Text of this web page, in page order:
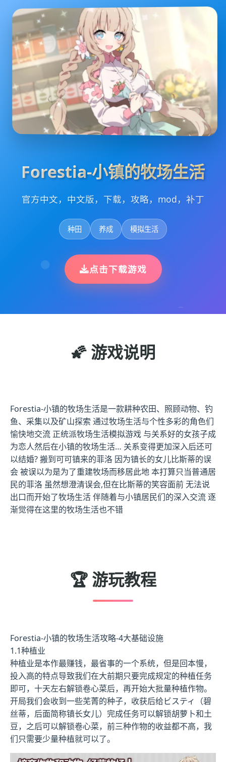
Forestia-小镇的牧场生活
官方中文，中文版，下载，攻略，mod，补丁
种田 养成 模拟生活
点击下载游戏
🌠 游戏说明
Forestia-小镇的牧场生活是一款耕种农田、照顾动物、钓
鱼、采集以及矿山探索 通过牧场生活与个性多彩的角色们
愉快地交流 正统派牧场生活模拟游戏 与关系好的女孩子成
为恋人然后在小镇的牧场生活… 关系变得更加深入后还可
以结婚? 搬到可可镇来的菲洛 因为镇长的女儿比斯蒂的误
会 被误以为是为了重建牧场而移居此地 本打算只当普通居
民的菲洛 虽然想澄清误会,但在比斯蒂的笑容面前 无法说
出口而开始了牧场生活 伴随着与小镇居民们的深入交流 逐
渐觉得在这里的牧场生活也不错
🏆 游玩教程
Forestia-小镇的牧场生活攻略-4大基础设施
1.1种植业
种植业是本作最赚钱，最省事的一个系统，但是回本慢，
投入高的特点导致我们在大前期只要完成规定的种植任务
即可，十天左右解锁卷心菜后，再开始大批量种植作物。
开局我们会收到一些芜菁的种子，收获后给ビスティ（碧
丝蒂，后面简称镇长女儿）完成任务可以解锁胡萝卜和土
豆，之后可以解锁卷心菜，前三种作物的收益都不高，我
们只需要少量种植就可以了。